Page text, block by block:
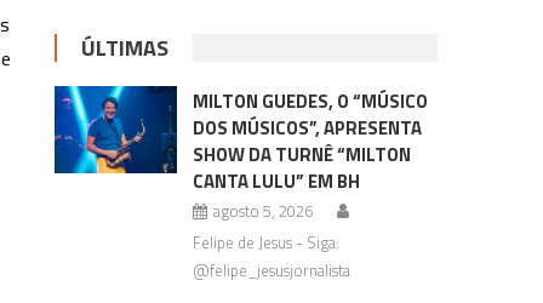
ÚLTIMAS
MILTON GUEDES, O “MÚSICO
DOS MÚSICOS”, APRESENTA
SHOW DA TURNÊ “MILTON
CANTA LULU” EM BH
agosto 5, 2026
Felipe de Jesus - Siga:
@felipe_jesusjornalista